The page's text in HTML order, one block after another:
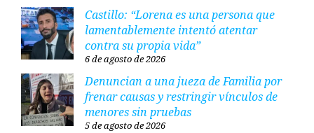
Castillo: “Lorena es una persona que
lamentablemente intentó atentar
contra su propia vida”
6 de agosto de 2026
Denuncian a una jueza de Familia por
frenar causas y restringir vínculos de
menores sin pruebas
5 de agosto de 2026